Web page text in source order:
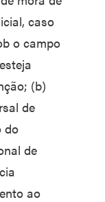
caso
o campo
(b)
de
do
de
ao